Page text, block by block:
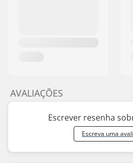
AVALIAÇÕES
Escrever resenha
Escreva uma